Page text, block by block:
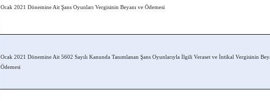
Ocak 2021 Dönemine Ait Şans Oyunları Vergisinin Beyanı ve Ödemesi
Ocak 2021 Dönemine Ait 5602 Sayılı Kanunda Tanımlanan Şans Oyunlarıyla İlgili Veraset ve İntikal Vergisinin
Ödemesi